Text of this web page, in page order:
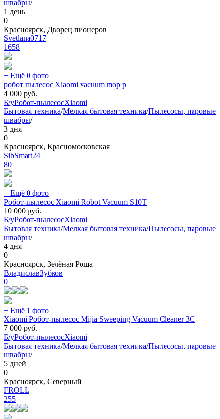
швабры/
1 день
0
Красноярск, Дворец пионеров
Svetlana0717
1658
+ Ещё 0 фото
робот пылесос Xiaomi vacuum mop p
4 000 руб.
Б/уРобот-пылесосXiaomi
Бытовая техника/Мелкая бытовая техника/Пылесосы, паровые
швабры/
3 дня
0
Красноярск, Красномосковская
SibSmart24
80
+ Ещё 0 фото
Робот-пылесос Xiaomi Robot Vacuum S10T
10 000 руб.
Б/уРобот-пылесосXiaomi
Бытовая техника/Мелкая бытовая техника/Пылесосы, паровые
швабры/
4 дня
0
Красноярск, Зелёная Роща
ВладиславЗубков
0
+ Ещё 1 фото
Xiaomi Робот-пылесос Mijia Sweeping Vacuum Cleaner 3C
7 000 руб.
Б/уРобот-пылесосXiaomi
Бытовая техника/Мелкая бытовая техника/Пылесосы, паровые
швабры/
5 дней
0
Красноярск, Северный
FROLL
255